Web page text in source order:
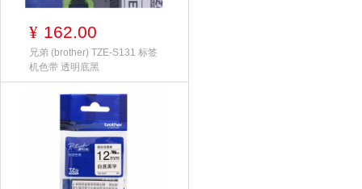
¥ 162.00
兄弟 (brother) TZE-S131 标签
机色带 透明底黑